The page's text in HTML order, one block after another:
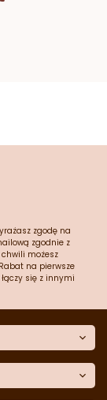
zgodę na
zgodnie z
chwili możesz
na pierwsze
się z innymi